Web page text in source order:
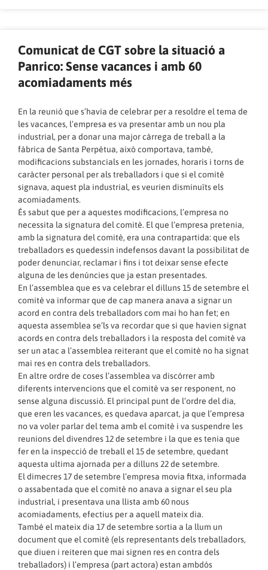
Comunicat de CGT sobre la situació a
Panrico: Sense vacances i amb 60
acomiadaments més
En la reunió que s’havia de celebrar per a resoldre el tema de
les vacances, l’empresa es va presentar amb un nou pla
industrial, per a donar una major càrrega de treball a la
fàbrica de Santa Perpètua, això comportava, també,
modificacions substancials en les jornades, horaris i torns de
caràcter personal per als treballadors i que si el comitè
signava, aquest pla industrial, es veurien disminuïts els
acomiadaments.
És sabut que per a aquestes modificacions, l’empresa no
necessita la signatura del comitè. El que l’empresa pretenia,
amb la signatura del comitè, era una contrapartida: que els
treballadors es quedessin indefensos davant la possibilitat de
poder denunciar, reclamar i fins i tot deixar sense efecte
alguna de les denúncies que ja estan presentades.
En l’assemblea que es va celebrar el dilluns 15 de setembre el
comitè va informar que de cap manera anava a signar un
acord en contra dels treballadors com mai ho han fet; en
aquesta assemblea se’ls va recordar que si que havien signat
acords en contra dels treballadors i la resposta del comitè va
ser un atac a l’assemblea reiterant que el comitè no ha signat
mai res en contra dels treballadors.
En altre ordre de coses l’assemblea va discórrer amb
diferents intervencions que el comitè va ser responent, no
sense alguna discussió. El principal punt de l’ordre del dia,
que eren les vacances, es quedava aparcat, ja que l’empresa
no va voler parlar del tema amb el comitè i va suspendre les
reunions del divendres 12 de setembre i la que es tenia que
fer en la inspecció de treball el 15 de setembre, quedant
aquesta ultima ajornada per a dilluns 22 de setembre.
El dimecres 17 de setembre l’empresa movia fitxa, informada
o assabentada que el comitè no anava a signar el seu pla
industrial, i presentava una llista amb 60 nous
acomiadaments, efectius per a aquell mateix dia.
També el mateix dia 17 de setembre sortia a la llum un
document que el comitè (els representants dels treballadors,
que diuen i reiteren que mai signen res en contra dels
treballadors) i l’empresa (part actora) estan ambdós